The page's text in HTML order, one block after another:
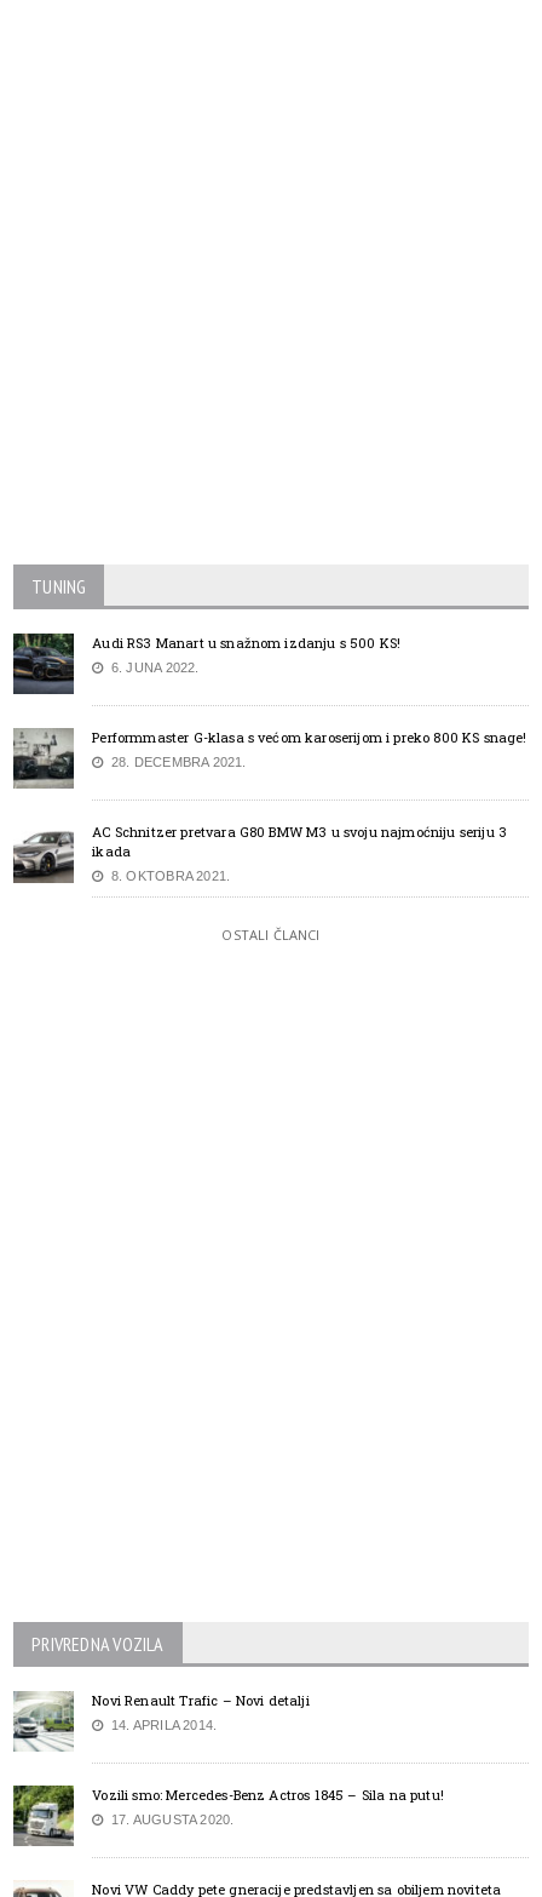
TUNING
Audi RS3 Manart u snažnom izdanju s 500 KS!
6. JUNA 2022.
Performmaster G-klasa s većom karoserijom i preko 800 KS snage!
28. DECEMBRA 2021.
AC Schnitzer pretvara G80 BMW M3 u svoju najmoćniju seriju 3
ikada
8. OKTOBRA 2021.
OSTALI ČLANCI
PRIVREDNA VOZILA
Novi Renault Trafic – Novi detalji
14. APRILA 2014.
Vozili smo: Mercedes-Benz Actros 1845 – Sila na putu!
17. AUGUSTA 2020.
Novi VW Caddy pete gneracije predstavljen sa obiljem noviteta